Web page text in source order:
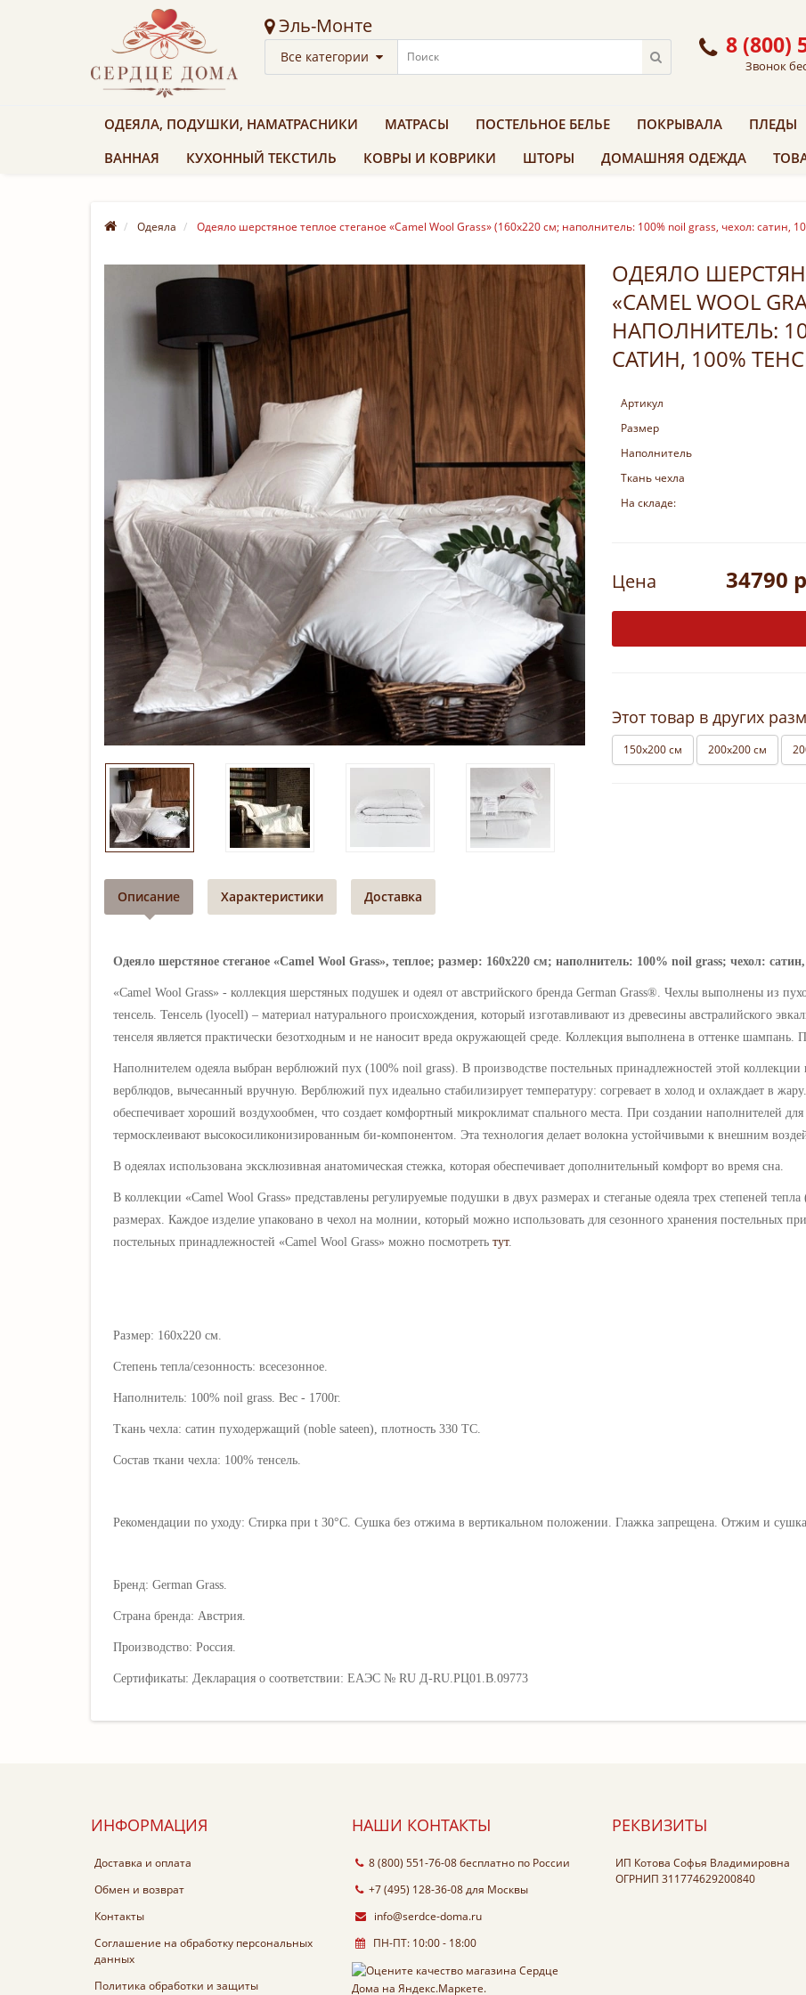
Эль-Монте
Все категории 8 (800)
Звонок
ОДЕЯЛА, ПОДУШКИ, НАМАТРАСНИКИ МАТРАСЫ ПОСТЕЛЬНОЕ БЕЛЬЕ ПОКРЫВАЛА ПЛЕДЫ
ВАННАЯ
КУХОННЫЙ ТЕКСТИЛЬ КОВРЫ И КОВРИКИ ШТОРЫ ДОМАШНЯЯ ОДЕЖДА
Одеяла Одеяло шерстяное теплое стеганое «Camel Wool Grass» (160х220 см; наполнитель: 100% noil grass, чехол: сатин,
ОДЕЯЛО
«CAMEL WOOL
НАПОЛНИТЕЛЬ:
САТИН, 100%
Артикул
Размер
Наполнитель
Ткань чехла
На складе:
Цена 34790
Этот товар в других
150х200 см 200х200 см
Описание Характеристики Доставка
Одеяло шерстяное стеганое «Camel Wool Grass», теплое; размер: 160х220 см; наполнитель: 100% noil grass; чехол:
«Camel Wool Grass» - коллекция шерстяных подушек и одеял от австрийского бренда German Grass®. Чехлы выполнены из
тенсель. Тенсель (lyocell) – материал натурального происхождения, который изготавливают из древесины австралийского
тенселя является практически безотходным и не наносит вреда окружающей среде. Коллекция выполнена в оттенке шампань.
Наполнителем одеяла выбран верблюжий пух (100% noil grass). В производстве постельных принадлежностей этой
верблюдов, вычесанный вручную. Верблюжий пух идеально стабилизирует температуру: согревает в холод и охлаждает в
обеспечивает хороший воздухообмен, что создает комфортный микроклимат спального места. При создании наполнителей
термосклеивают высокосиликонизированным би-компонентом. Эта технология делает волокна устойчивыми к внешним
В одеялах использована эксклюзивная анатомическая стежка, которая обеспечивает дополнительный комфорт во время сна.
В коллекции «Camel Wool Grass» представлены регулируемые подушки в двух размерах и стеганые одеяла трех степеней
размерах Каждое изделие упаковано в чехол на молнии, который можно использовать для сезонного хранения постельных
постельных принадлежностей «Camel Wool Grass» можно посмотреть тут.
Размер: 160х220 см.
Степень тепла/сезонность: всесезонное.
Наполнитель: 100% noil grass . Вес - 1700г.
Ткань чехла: сатин пуходержащий (noble sateen), плотность 330 ТС.
Состав ткани чехла: 100% тенсель
Рекомендации по уходу: Стирка при t 30°C. Сушка без отжима в вертикальном положении. Глажка запрещена. Отжим и
Бренд: German Grass.
Страна бренда: Австрия.
Производство: Россия.
Сертификаты: Декларация о соответствии: EAЭС № RU Д-RU.РЦ01.В.09773
ИНФОРМАЦИЯ
Доставка и оплата
Обмен и возврат
Контакты
Соглашение на обработку персональных
данных
Политика обработки и защиты
НАШИ КОНТАКТЫ
8 (800) 551-76-08бесплатно по России
+7 (495) 128-36-08для Москвы
info@serdce-doma.ru
ПН-ПТ: 10:00 - 18:00
РЕКВИЗИТЫ
ИП Котова Софья Владимировна
ОГРНИП 311774629200840